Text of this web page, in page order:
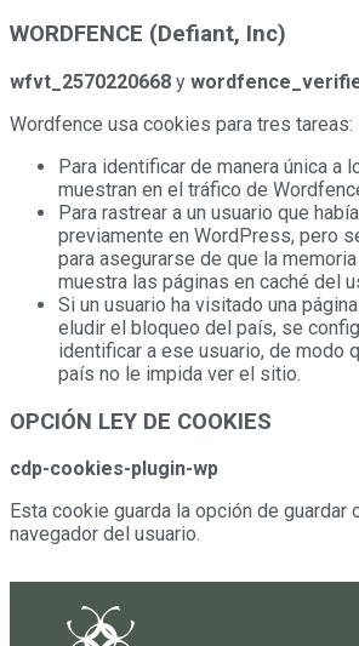
WORDFENCE (Defiant, Inc)
wfvt_2570220668 y
Wordfence usa cookies para tres tareas:
Para identificar de manera única a
muestran en el tráfico de
Para rastrear a un usuario que
previamente en WordPress, pero
para asegurarse de que la
muestra las páginas en caché del
Si un usuario ha visitado una
eludir el bloqueo del país, se
identificar a ese usuario, de modo
país no le impida ver el sitio.
OPCIÓN LEY DE COOKIES
cdp-cookies-plugin-wp
Esta cookie guarda la opción de guardar
navegador del usuario.